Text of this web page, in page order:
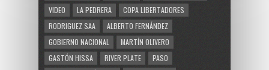
VIDEO
LA PEDRERA
COPA LIBERTADORES
RODRIGUEZ SAA
ALBERTO FERNÁNDEZ
GOBIERNO NACIONAL
MARTÍN OLIVERO
GASTÓN HISSA
RIVER PLATE
PASO